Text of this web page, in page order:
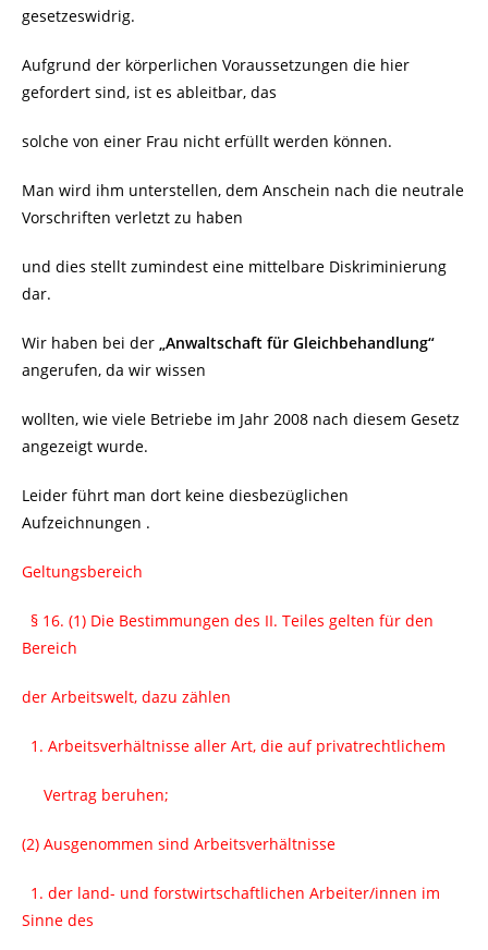
gesetzeswidrig.
Aufgrund der körperlichen Voraussetzungen die hier
gefordert sind, ist es ableitbar, das
solche von einer Frau nicht erfüllt werden können.
Man wird ihm unterstellen, dem Anschein nach die neutrale
Vorschriften verletzt zu haben
und dies stellt zumindest eine mittelbare Diskriminierung
dar.
Wir haben bei der „Anwaltschaft für Gleichbehandlung“
angerufen, da wir wissen
wollten, wie viele Betriebe im Jahr 2008 nach diesem Gesetz
angezeigt wurde.
Leider führt man dort keine diesbezüglichen
Aufzeichnungen .
Geltungsbereich
§ 16. (1) Die Bestimmungen des II. Teiles gelten für den
Bereich
der Arbeitswelt, dazu zählen
1. Arbeitsverhältnisse aller Art, die auf privatrechtlichem
Vertrag beruhen;
(2) Ausgenommen sind Arbeitsverhältnisse
1. der land- und forstwirtschaftlichen Arbeiter/innen im
Sinne des